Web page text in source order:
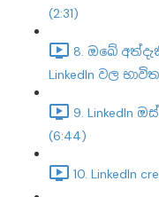
(2:31)
8. ඔබේ
LinkedIn වල
9. LinkedIn
(6:44)
10. LinkedIn